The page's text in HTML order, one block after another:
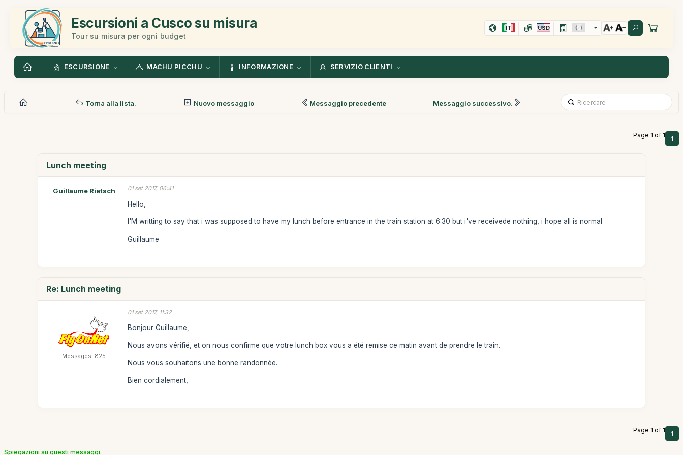
Escursioni a Cusco su misura
Tour su misura per ogni budget
IT USD
ESCURSIONE MACHU PICCHU INFORMAZIONE SERVIZIO CLIENTI
Torna alla lista. Nuovo messaggio Messaggio precedente Messaggio successivo.
Page 1 of 1 1
Lunch meeting
Guillaume Rietsch 01 set 2017, 06:41
Hello,
I'M writting to say that i was supposed to have my lunch before entrance in the train station at 6:30 but i've receivede nothing, i hope all is normal
Guillaume
Re: Lunch meeting
Messages: 825
01 set 2017, 11:32
Bonjour Guillaume,
Nous avons vérifié, et on nous confirme que votre lunch box vous a été remise ce matin avant de prendre le train.
Nous vous souhaitons une bonne randonnée.
Bien cordialement,
Page 1 of 1 1
Spiegazioni su questi messaggi.